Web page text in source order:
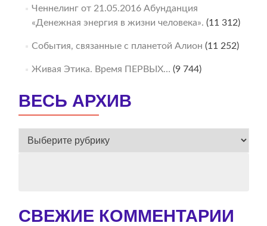
Ченнелинг от 21.05.2016 Абунданция
«Денежная энергия в жизни человека». (11 312)
События, связанные с планетой Алион (11 252)
Живая Этика. Время ПЕРВЫХ… (9 744)
ВЕСЬ АРХИВ
ВЕСЬ
СВЕЖИЕ КОММЕНТАРИИ